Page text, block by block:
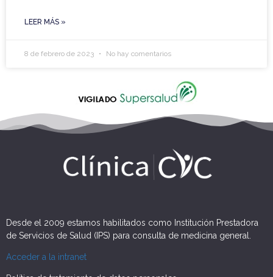
LEER MÁS »
8 de febrero de 2023 No hay comentarios
Desde el 2009 estamos habilitados como Institución Prestadora
de Servicios de Salud (IPS) para consulta de medicina general.
Acceder a la intranet